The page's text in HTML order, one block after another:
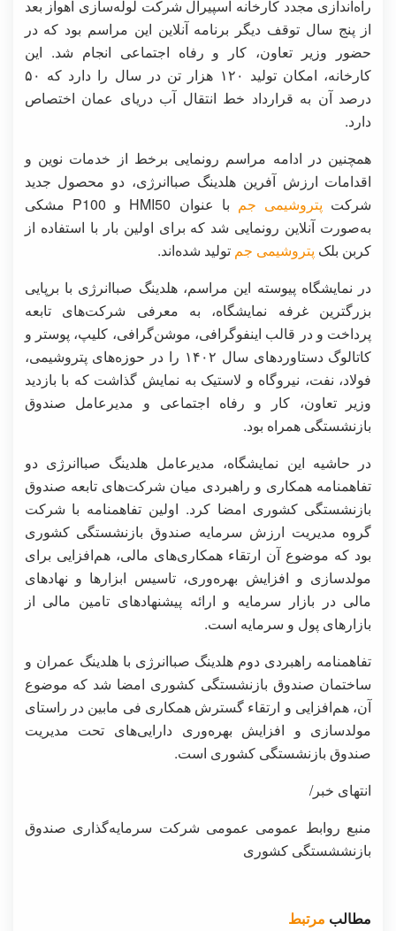
راه‌اندازی مجدد کارخانه اسپیرال شرکت لوله‌سازی اهواز بعد
از پنج سال توقف دیگر برنامه آنلاین این مراسم بود که در
حضور وزیر تعاون، کار و رفاه اجتماعی انجام شد. این
کارخانه، امکان تولید ۱۲۰ هزار تن در سال را دارد که ۵۰
درصد آن به قرارداد خط انتقال آب دریای عمان اختصاص
دارد.
همچنین در ادامه مراسم رونمایی برخط از خدمات نوین و
اقدامات ارزش آفرین هلدینگ صباانرژی، دو محصول جدید
شرکت پتروشیمی جم
با عنوان HMI50 و P100 مشکی
به‌صورت آنلاین رونمایی شد که برای اولین بار با استفاده از
کربن بلک پتروشیمی جم تولید شده‌اند.
در نمایشگاه پیوسته این مراسم، هلدینگ صباانرژی با برپایی
بزرگترین غرفه نمایشگاه، به معرفی شرکت‌های تابعه
پرداخت و در قالب اینفوگرافی، موشن‌گرافی، کلیپ، پوستر و
کاتالوگ دستاوردهای سال ۱۴۰۲ را در حوزه‌های پتروشیمی،
فولاد، نفت، نیروگاه و لاستیک به نمایش گذاشت که با بازدید
وزیر تعاون، کار و رفاه اجتماعی و مدیرعامل صندوق
بازنشستگی همراه بود.
در حاشیه این نمایشگاه، مدیرعامل هلدینگ صباانرژی دو
تفاهمنامه همکاری و راهبردی میان شرکت‌های تابعه صندوق
بازنشستگی کشوری امضا کرد. اولین تفاهمنامه با شرکت
گروه مدیریت ارزش سرمایه صندوق بازنشستگی کشوری
بود که موضوع آن ارتقاء همکاری‌های مالی، هم‌افزایی برای
مولدسازی و افزایش بهره‌وری، تاسیس ابزارها و نهادهای
مالی در بازار سرمایه و ارائه پیشنهادهای تامین مالی از
بازارهای پول و سرمایه است.
تفاهمنامه راهبردی دوم هلدینگ صباانرژی با هلدینگ عمران و
ساختمان صندوق بازنشستگی کشوری امضا شد که موضوع
آن، هم‌افزایی و ارتقاء گسترش همکاری فی مابین در راستای
مولدسازی و افزایش بهره‌وری دارایی‌های تحت مدیریت
صندوق بازنشستگی کشوری است.
انتهای خبر/
منبع روابط عمومی عمومی شرکت سرمایه‌گذاری صندوق
بازنششستگی کشوری
مطالب مرتبط